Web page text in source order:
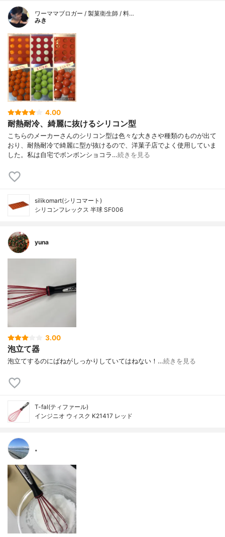
ワーママブロガー / 製菓衛生師 / 料…
みき
4.00
耐熱耐冷、綺麗に抜けるシリコン型
こちらのメーカーさんのシリコン型は色々な大きさや種類のものが出て
おり、耐熱耐冷で綺麗に型が抜けるので、洋菓子店でよく使用していま
した。私は自宅でボンボンショコラ…続きを見る
silikomart(シリコマート)
シリコンフレックス 半球 SF006
yuna
3.00
泡立て器
泡立てするのにばねがしっかりしていてはねない！…続きを見る
T-fal(ティファール)
インジニオ ウィスク K21417 レッド
。